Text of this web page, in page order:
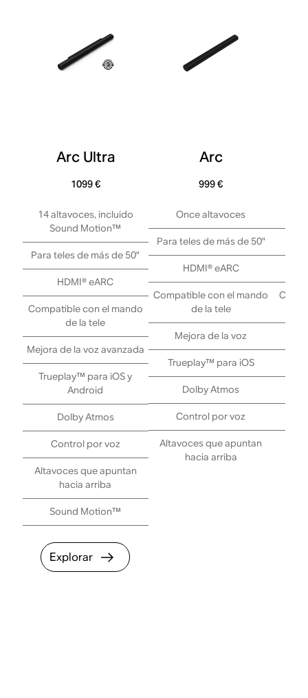
Arc Ultra
1099 €
14 altavoces, incluido
Sound Motion™
Para teles de más de 50"
HDMI® eARC
Compatible con el mando
de la tele
Mejora de la voz avanzada
Trueplay™ para iOS y
Android
Dolby Atmos
Control por voz
Altavoces que apuntan
hacia arriba
Sound Motion™
Explorar
Arc
999 €
Once altavoces
Para teles de más de 50"
HDMI® eARC
Compatible con el mando
de la tele
Mejora de la voz
Trueplay™ para iOS
Dolby Atmos
Control por voz
Altavoces que apuntan
hacia arriba